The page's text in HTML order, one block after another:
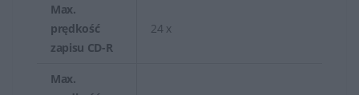
Max.
prędkość
zapisu CD-R
24 x
Max.